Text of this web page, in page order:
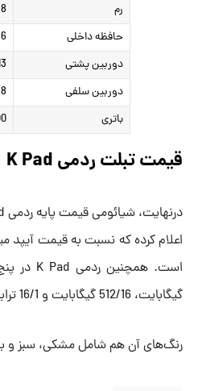
رم
8، 12 یا 16 گیگابایت
حافظه داخلی
256
دوربین پشتی
13
دوربین سلفی
8 مگاپیکسل
باتری
7500
قیمت تبلت ردمی K Pad
گیگابایت، 512/16 گیگابایت و 16/1 ترابایت.
رنگ‌های آن هم شامل مشکی، سبز